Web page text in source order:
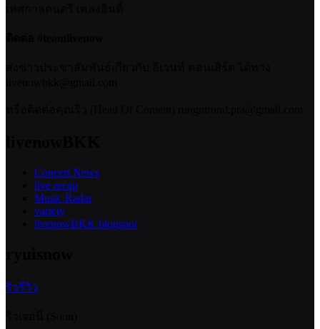
Concert News
live recap
Music Radar
variety
livenowBKK blogspot
ริวรีวิว